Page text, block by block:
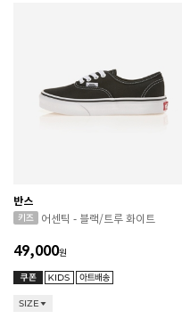
반스
어센틱 - 블랙/트루 화이트
49,000원
SIZE